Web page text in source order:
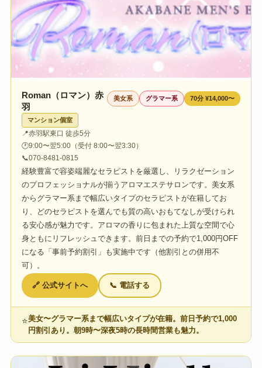
Roman（ロマン）赤
羽
美女系 グラマー系 70分 ¥14,000〜
マンション個室
📍赤羽駅東口 徒歩5分
🕐9:00〜翌5:00（受付 8:00〜翌3:30）
📞070-8481-0815
経験豊富で容姿端麗なセラピストを厳選し、リラクゼーション
のプロフェッショナルが揃うアロマエステサロンです。美女系
からグラマー系まで幅広いタイプのセラピストが在籍してお
り、どのセラピストを選んでも質の高いおもてなしが受けられ
る安心感が魅力です。アロマの香りに包まれた上質な空間で心
身ともにリフレッシュできます。前日までの予約で1,000円OFF
になる「事前予約割引」も実施中です（他割引との併用不
可）。
🔗 公式サイトへ 📞 電話する
⭐美女〜グラマー系まで幅広いタイプが在籍。前日予約で1,000
円割引あり。朝9時〜深夜5時の長時間営業も魅力。